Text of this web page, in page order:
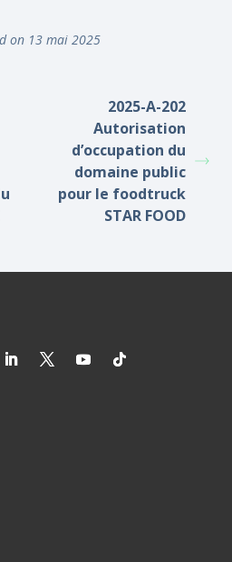
on 13 mai 2025
2025-A-202
Autorisation
d’occupation du
domaine public
pour le foodtruck
STAR FOOD